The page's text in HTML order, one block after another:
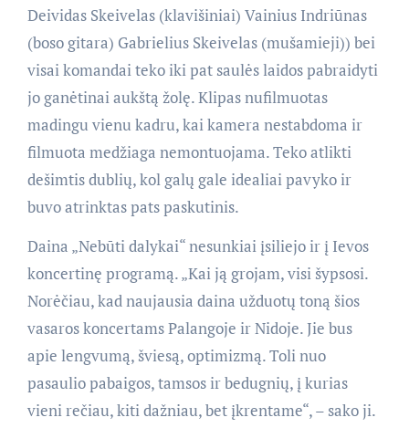
Deividas Skeivelas (klavišiniai) Vainius Indriūnas
(boso gitara) Gabrielius Skeivelas (mušamieji)) bei
visai komandai teko iki pat saulės laidos pabraidyti
jo ganėtinai aukštą žolę. Klipas nufilmuotas
madingu vienu kadru, kai kamera nestabdoma ir
filmuota medžiaga nemontuojama. Teko atlikti
dešimtis dublių, kol galų gale idealiai pavyko ir
buvo atrinktas pats paskutinis.
Daina „Nebūti dalykai“ nesunkiai įsiliejo ir į Ievos
koncertinę programą. „Kai ją grojam, visi šypsosi.
Norėčiau, kad naujausia daina užduotų toną šios
vasaros koncertams Palangoje ir Nidoje. Jie bus
apie lengvumą, šviesą, optimizmą. Toli nuo
pasaulio pabaigos, tamsos ir bedugnių, į kurias
vieni rečiau, kiti dažniau, bet įkrentame“, – sako ji.